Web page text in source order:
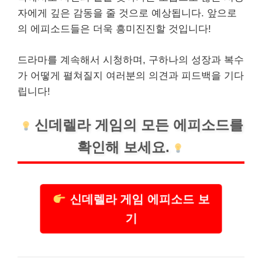
자에게 깊은 감동을 줄 것으로 예상됩니다. 앞으로
의 에피소드들은 더욱 흥미진진할 것입니다!
드라마를 계속해서 시청하며, 구하나의 성장과 복수
가 어떻게 펼쳐질지 여러분의 의견과 피드백을 기다
립니다!
신데렐라 게임의 모든 에피소드를
확인해 보세요.
신데렐라 게임 에피소드 보
기